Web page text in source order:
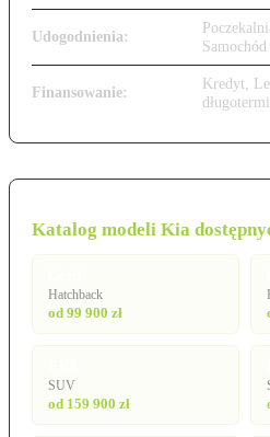
Udogodnienia:
Finansowanie:
Kredyt,
Katalog modeli Kia
Hatchback
od 99 900 zł
SUV
od 159 900 zł